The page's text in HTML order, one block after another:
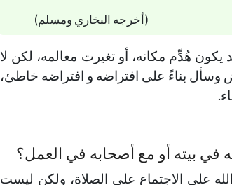
(أخرجه البخاري ومسلم)
هُدِّم مكانه، أو تغيرت معالمه، لكن لا
وسأل بناءً على افتراضه و افتراضه خاطئ،
بيته أو مع أصحابه في العمل؟
على الاجتماع على الصلاة، ولكن ليست